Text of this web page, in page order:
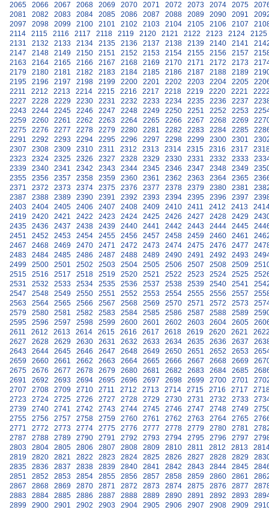
2065
2066 2067 2068 2069 2070 2071 2072 2073 2074 2075
2081
2082 2083 2084 2085 2086 2087 2088 2089 2090 2091
2097
2098 2099 2100 2101 2102 2103 2104 2105 2106 2107
2114
2115 2116 2117 2118 2119 2120 2121 2122 2123 2124
2125
2131
2132 2133 2134 2135 2136 2137 2138 2139 2140 2141
2147
2148 2149 2150 2151 2152 2153 2154 2155 2156 2157
2163
2164 2165 2166 2167 2168 2169 2170 2171 2172 2173
2179
2180 2181 2182 2183 2184 2185 2186 2187 2188 2189
2195
2196 2197 2198 2199 2200 2201 2202 2203 2204 2205
2211
2212 2213 2214 2215 2216 2217 2218 2219 2220 2221
2227
2228 2229 2230 2231 2232 2233 2234 2235 2236 2237
2243
2244 2245 2246 2247 2248 2249 2250 2251 2252 2253
2259
2260 2261 2262 2263 2264 2265 2266 2267 2268 2269
2275
2276 2277 2278 2279 2280 2281 2282 2283 2284 2285
2291
2292 2293 2294 2295 2296 2297 2298 2299 2300 2301
2307
2308 2309 2310 2311 2312 2313 2314 2315 2316 2317
2323
2324 2325 2326 2327 2328 2329 2330 2331 2332 2333
2339
2340 2341 2342 2343 2344 2345 2346 2347 2348 2349
2355
2356 2357 2358 2359 2360 2361 2362 2363 2364 2365
2371
2372 2373 2374 2375 2376 2377 2378 2379 2380 2381
2387
2388 2389 2390 2391 2392 2393 2394 2395 2396 2397
2403
2404 2405 2406 2407 2408 2409 2410 2411 2412 2413
2419
2420 2421 2422 2423 2424 2425 2426 2427 2428 2429
2435
2436 2437 2438 2439 2440 2441 2442 2443 2444 2445
2451
2452 2453 2454 2455 2456 2457 2458 2459 2460 2461
2467
2468 2469 2470 2471 2472 2473 2474 2475 2476 2477
2483
2484 2485 2486 2487 2488 2489 2490 2491 2492 2493
2499
2500 2501 2502 2503 2504 2505 2506 2507 2508 2509
2515
2516 2517 2518 2519 2520 2521 2522 2523 2524 2525
2531
2532 2533 2534 2535 2536 2537 2538 2539 2540 2541
2547
2548 2549 2550 2551 2552 2553 2554 2555 2556 2557
2563
2564 2565 2566 2567 2568 2569 2570 2571 2572 2573
2579
2580 2581 2582 2583 2584 2585 2586 2587 2588 2589
2595
2596 2597 2598 2599 2600 2601 2602 2603 2604 2605
2611
2612 2613 2614 2615 2616 2617 2618 2619 2620 2621
2627
2628 2629 2630 2631 2632 2633 2634 2635 2636 2637
2643
2644 2645 2646 2647 2648 2649 2650 2651 2652 2653
2659
2660 2661 2662 2663 2664 2665 2666 2667 2668 2669
2675
2676 2677 2678 2679 2680 2681 2682 2683 2684 2685
2691
2692 2693 2694 2695 2696 2697 2698 2699 2700 2701
2707
2708 2709 2710 2711 2712 2713 2714 2715 2716 2717
2723
2724 2725 2726 2727 2728 2729 2730 2731 2732 2733
2739
2740 2741 2742 2743 2744 2745 2746 2747 2748 2749
2755
2756 2757 2758 2759 2760 2761 2762 2763 2764 2765
2771
2772 2773 2774 2775 2776 2777 2778 2779 2780 2781
2787
2788 2789 2790 2791 2792 2793 2794 2795 2796 2797
2803
2804 2805 2806 2807 2808 2809 2810 2811 2812 2813
2819
2820 2821 2822 2823 2824 2825 2826 2827 2828 2829
2835
2836 2837 2838 2839 2840 2841 2842 2843 2844 2845
2851
2852 2853 2854 2855 2856 2857 2858 2859 2860 2861
2867
2868 2869 2870 2871 2872 2873 2874 2875 2876 2877
2883
2884 2885 2886 2887 2888 2889 2890 2891 2892 2893
2899
2900 2901 2902 2903 2904 2905 2906 2907 2908 2909